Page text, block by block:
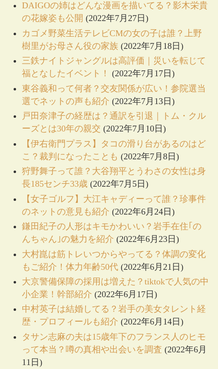
DAIGOの姉はどんな漫画を描いてる？影木栄貴
の花嫁姿も公開 (2022年7月27日)
カゴメ野菜生活テレビCMの女の子は誰？上野
樹里がお母さん役の家族 (2022年7月18日)
三鉄ナイトジャングルは高評価｜災いを転じて
福となしたイベント！
(2022年7月17日)
東谷義和って何者？交友関係が広い！参院選当
選でネットの声も紹介 (2022年7月13日)
戸田奈津子の経歴は？通訳を引退｜トム・クル
ーズとは30年の親交 (2022年7月10日)
【伊右衛門プラス】タコの滑り台があるのはど
こ？裁判になったことも (2022年7月8日)
狩野舞子って誰？大谷翔平とうわさの女性は身
長185センチ33歳 (2022年7月5日)
【女子ゴルフ】大江キャディーって誰？珍事件
のネットの意見も紹介 (2022年6月24日)
鎌田紀子の人形はキモかわいい？岩手在住｢の
んちゃん｣の魅力を紹介 (2022年6月23日)
大村崑は筋トレいつからやってる？体調の変化
もご紹介！体力年齢50代 (2022年6月21日)
大京警備保障の採用は増えた？tiktokで人気の中
小企業！幹部紹介 (2022年6月17日)
中村英子は結婚してる？岩手の美女タレント経
歴・プロフィールも紹介 (2022年6月14日)
タサン志麻の夫は15歳年下のフランス人のヒモ
って本当？噂の真相や出会いを調査 (2022年6月
11日)